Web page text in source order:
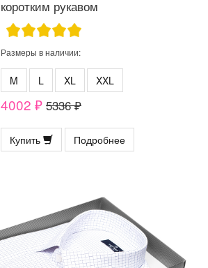
коротким рукавом
Размеры в наличии:
M L XL XXL
4002 ₽ 5336 ₽
Купить Подробнее